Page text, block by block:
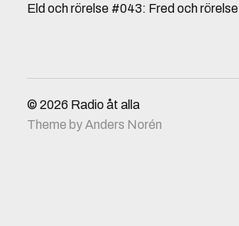
Eld och rörelse #043: Fred och rörelse
© 2026 Radio åt alla
Theme byAnders Norén